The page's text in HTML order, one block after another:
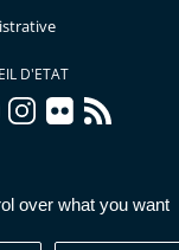
over what you want
D'ETAT
instagram
flickr rss
Données
Accessibilité :